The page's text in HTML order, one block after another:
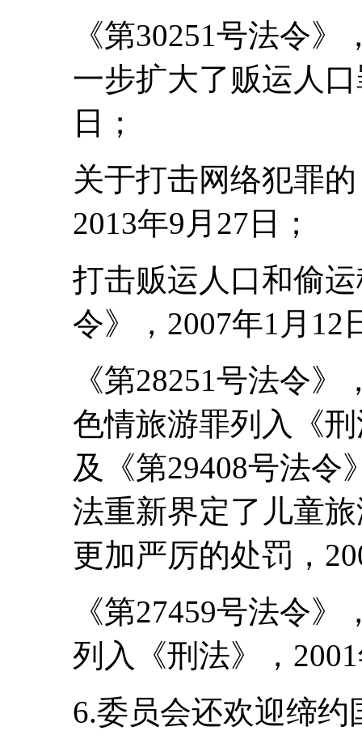
《第30251号法令
一步扩大了贩运人
日；
关于打击网络犯罪
2013年9月27日；
打击贩运人口和偷
令》，2007年1月12
《第28251号法令
色情旅游罪列入《
及《第29408号法令
法重新界定了儿童
更加严厉的处罚，
《第27459号法令
列入《刑法》，
6.委员会还欢迎缔